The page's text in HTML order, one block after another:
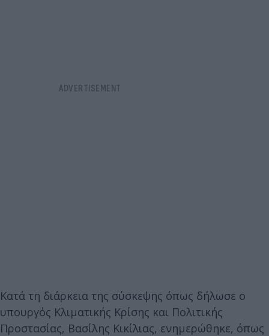
Κατά τη διάρκεια της σύσκεψης όπως δήλωσε ο
υπουργός Κλιματικής Κρίσης και Πολιτικής
Προστασίας, Βασίλης Κικίλιας, ενημερώθηκε, όπως